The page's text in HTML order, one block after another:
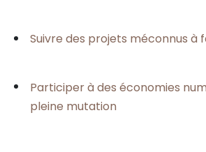
Suivre des projets méconnus
Participer à des économies
pleine mutation